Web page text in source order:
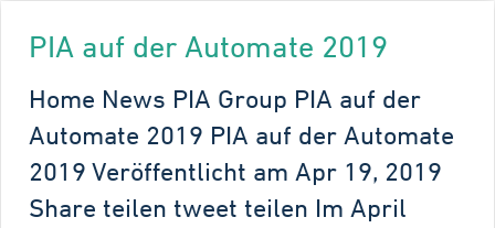
PIA auf der Automate 2019
Home News PIA Group PIA auf der
Automate 2019 PIA auf der Automate
2019 Veröffentlicht am Apr 19, 2019
Share teilen tweet teilen Im April